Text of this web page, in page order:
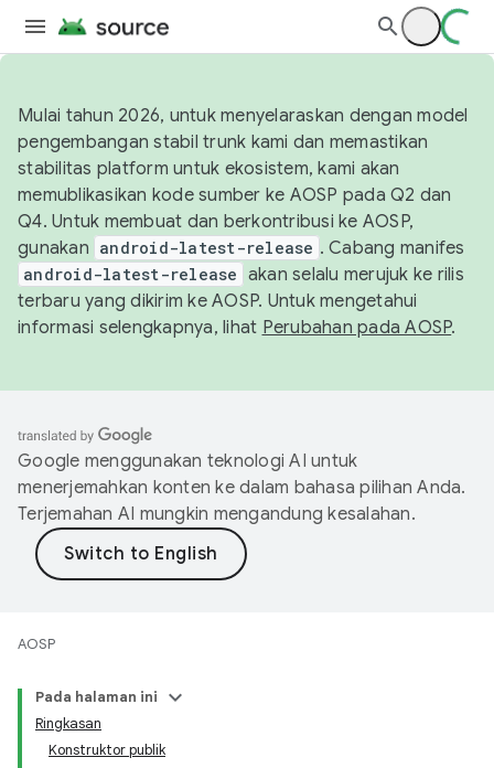
Mulai tahun 2026, untuk menyelaraskan dengan model
pengembangan stabil trunk kami dan memastikan
stabilitas platform untuk ekosistem, kami akan
memublikasikan kode sumber ke AOSP pada Q2 dan
Q4. Untuk membuat dan berkontribusi ke AOSP,
gunakan android-latest-release . Cabang manifes
android-latest-release akan selalu merujuk ke rilis
terbaru yang dikirim ke AOSP. Untuk mengetahui
informasi selengkapnya, lihat Perubahan pada AOSP.
Google menggunakan teknologi AI untuk
menerjemahkan konten ke dalam bahasa pilihan Anda.
Terjemahan AI mungkin mengandung kesalahan.
AOSP
Pada halaman ini
Ringkasan
Konstruktor publik